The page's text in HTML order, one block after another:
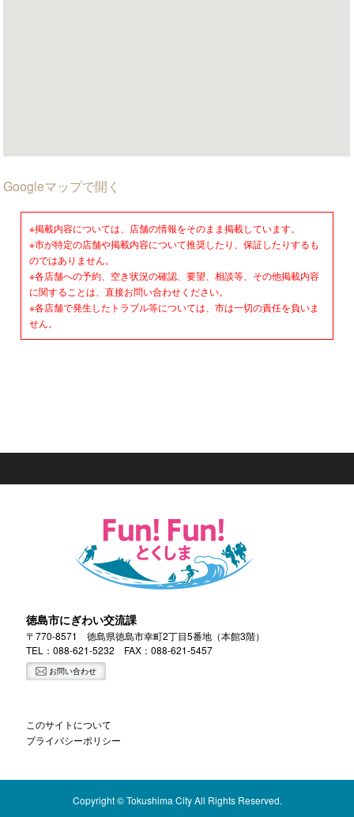
Googleマップで開く
※掲載内容については、店舗の情報をそのまま掲載しています。
※市が特定の店舗や掲載内容について推奨したり、保証したりするも
のではありません。
※各店舗への予約、空き状況の確認、要望、相談等、その他掲載内容
に関することは、直接お問い合わせください。
※各店舗で発生したトラブル等については、市は一切の責任を負いま
せん。
徳島市にぎわい交流課
〒770-8571 徳島県徳島市幸町2丁目5番地（本館3階）
TEL：088-621-5232 FAX：088-621-5457
お問い合わせ
このサイトについて
プライバシーポリシー
Copyright © Tokushima City All Rights Reserved.